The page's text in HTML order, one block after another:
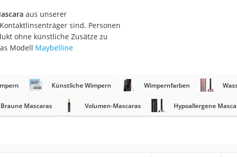
aus unserer
sind. Personen
ohne künstliche Zusätze zu
Modell Maybelline
Künstliche Wimpern Wimpernfarben
Braune Mascaras Volumen-Mascaras Hypoallergene